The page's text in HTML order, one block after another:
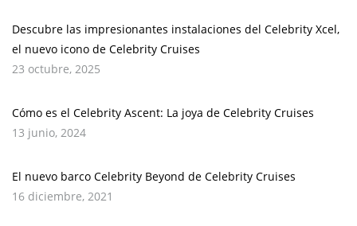
Descubre las impresionantes instalaciones del Celebrity Xcel,
el nuevo icono de Celebrity Cruises
23 octubre, 2025
Cómo es el Celebrity Ascent: La joya de Celebrity Cruises
13 junio, 2024
El nuevo barco Celebrity Beyond de Celebrity Cruises
16 diciembre, 2021